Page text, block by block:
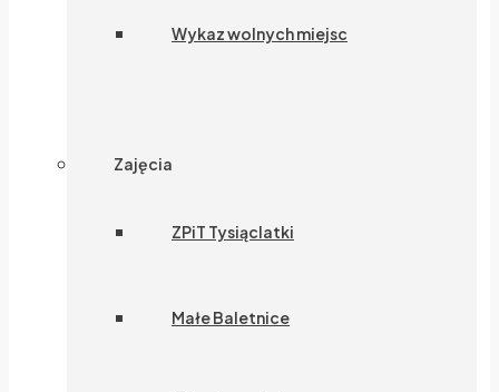
Wykaz wolnych miejsc
Zajęcia
ZPiT Tysiąclatki
Małe Baletnice